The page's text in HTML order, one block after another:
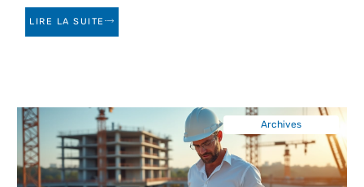
LIRE LA SUITE
Archives